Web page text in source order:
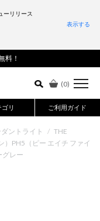
料！
(0)
リ ご利用ガイド
詳細検索はこちら
ントライト / THE
）PH5（ピー エイチ ファイ
グレー
ーリリース
表示する